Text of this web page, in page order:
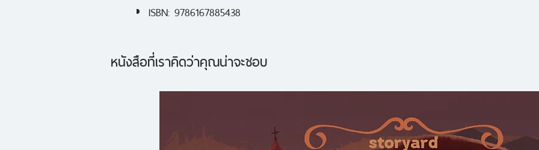
ISBN: 9786167885438
อิทธิพลยิ่งทั้งในเชิง
วิชาการเงินเชิงพ
การเงิน โครงการ
หนังสือที่เราคิดว่าคุณน่าจะชอบ